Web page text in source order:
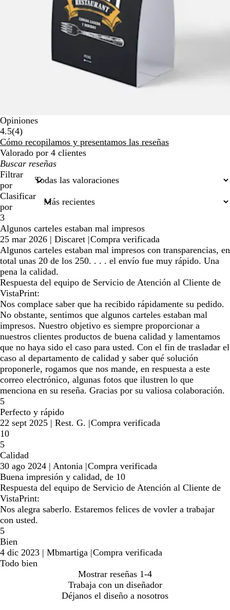
Opiniones
4.5(44
reseñas
)
Cómo recopilamos y presentamos las reseñas
Valorado por 4 clientes
Mis
búsquedas
Filtrar
por
Clasificar
por
3
Algunos carteles estaban mal impresos
25 mar 2026 | Discaret |Compra verificada
Algunos carteles estaban mal impresos con transparencias, en
total unas 20 de los 250. . . . el envío fue muy rápido. Una
pena la calidad.
Respuesta del equipo de Servicio de Atención al Cliente de
VistaPrint:
Nos complace saber que ha recibido rápidamente su pedido.
No obstante, sentimos que algunos carteles estaban mal
impresos. Nuestro objetivo es siempre proporcionar a
nuestros clientes productos de buena calidad y lamentamos
que no haya sido el caso para usted. Con el fin de trasladar el
caso al departamento de calidad y saber qué solución
proponerle, rogamos que nos mande, en respuesta a este
correo electrónico, algunas fotos que ilustren lo que
menciona en su reseña. Gracias por su valiosa colaboración.
5
Perfecto y rápido
22 sept 2025 | Rest. G. |Compra verificada
10
5
Calidad
30 ago 2024 | Antonia |Compra verificada
Buena impresión y calidad, de 10
Respuesta del equipo de Servicio de Atención al Cliente de
VistaPrint:
Nos alegra saberlo. Estaremos felices de vovler a trabajar
con usted.
5
Bien
4 dic 2023 | Mbmartiga |Compra verificada
Todo bien
Mostrar reseñas 1-4
Trabaja con un diseñador
Déjanos el diseño a nosotros